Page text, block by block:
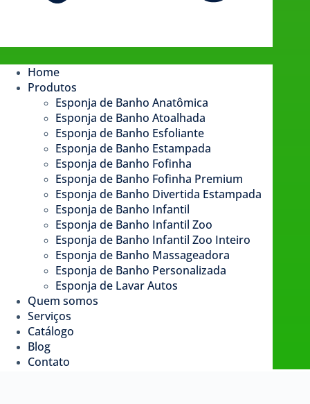
Home
Produtos
Esponja de Banho Anatômica
Esponja de Banho Atoalhada
Esponja de Banho Esfoliante
Esponja de Banho Estampada​
Esponja de Banho Fofinha
Esponja de Banho Fofinha Premium
Esponja de Banho Divertida Estampada
Esponja de Banho Infantil
Esponja de Banho Infantil Zoo
Esponja de Banho Infantil Zoo Inteiro
Esponja de Banho Massageadora
Esponja de Banho Personalizada
Esponja de Lavar Autos
Quem somos
Serviços
Catálogo
Blog
Contato